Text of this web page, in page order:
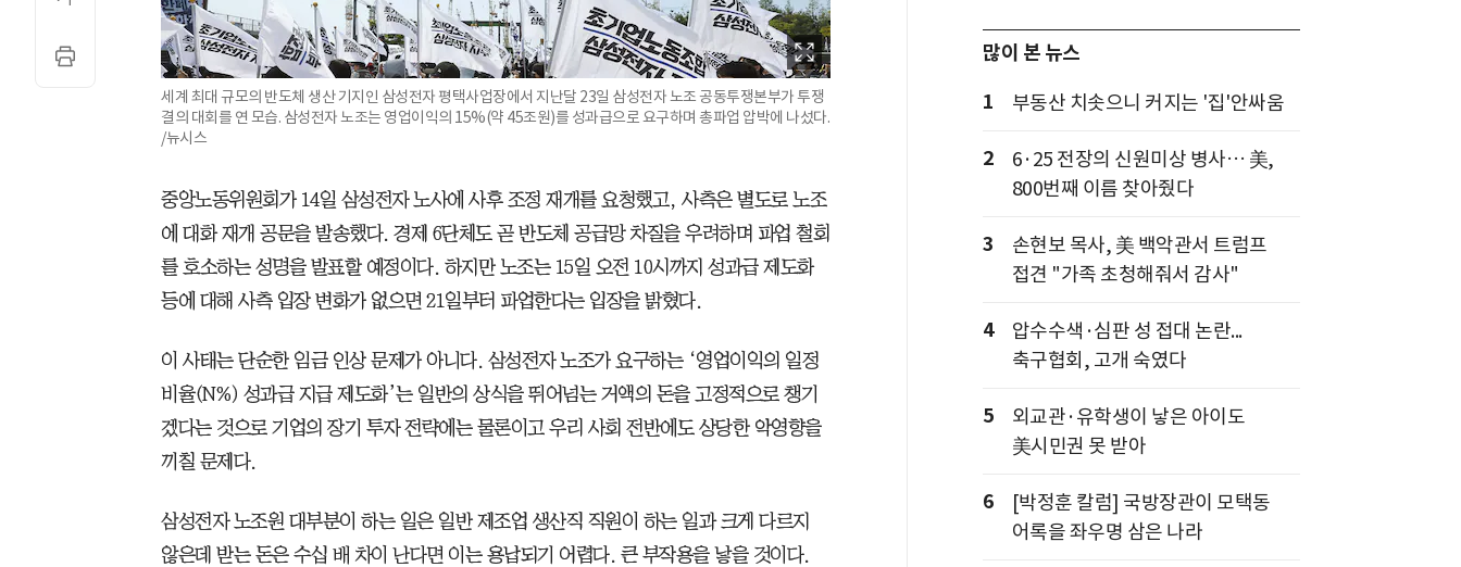
세계 최대 규모의 반도체 생산 기지인 삼성전자 평택사업장에서 지난달 23일 삼성전자 노조 공동투쟁본부가 투쟁
결의 대회를 연 모습. 삼성전자 노조는 영업이익의 15%(약 45조원)를 성과급으로 요구하며 총파업 압박에 나섰다.
/뉴시스
중앙노동위원회가 14일 삼성전자 노사에 사후 조정 재개를 요청했고, 사측은 별도로 노조
에 대화 재개 공문을 발송했다. 경제 6단체도 곧 반도체 공급망 차질을 우려하며 파업 철회
를 호소하는 성명을 발표할 예정이다. 하지만 노조는 15일 오전 10시까지 성과급 제도화
등에 대해 사측 입장 변화가 없으면 21일부터 파업한다는 입장을 밝혔다.
이 사태는 단순한 임금 인상 문제가 아니다. 삼성전자 노조가 요구하는 ‘영업이익의 일정
비율(N%) 성과급 지급 제도화’는 일반의 상식을 뛰어넘는 거액의 돈을 고정적으로 챙기
겠다는 것으로 기업의 장기 투자 전략에는 물론이고 우리 사회 전반에도 상당한 악영향을
끼칠 문제다.
삼성전자 노조원 대부분이 하는 일은 일반 제조업 생산직 직원이 하는 일과 크게 다르지
않은데 받는 돈은 수십 배 차이 난다면 이는 용납되기 어렵다. 큰 부작용을 낳을 것이다.
많이 본 뉴스
1
부동산 치솟으니 커지는 '집'안싸움
2
6·25 전장의 신원미상 병사… 美,
800번째 이름 찾아줬다
3
손현보 목사, 美 백악관서 트럼프
접견 "가족 초청해줘서 감사"
4
압수수색·심판 성 접대 논란...
축구협회, 고개 숙였다
5
외교관·유학생이 낳은 아이도
美시민권 못 받아
6
[박정훈 칼럼] 국방장관이 모택동
어록을 좌우명 삼은 나라